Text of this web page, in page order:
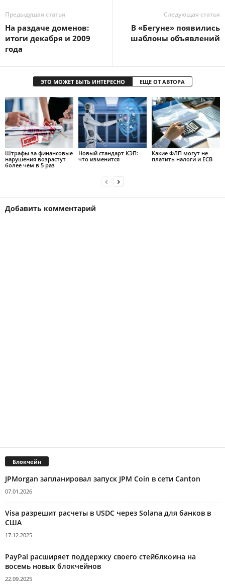
Предыдущая статья
На раздаче доменов:
итоги декабря и 2009
года
Следующая статья
В «Бегуне» появились
шаблоны объявлений
ЭТО МОЖЕТ БЫТЬ ИНТЕРЕСНО ЕЩЕ ОТ АВТОРА
Штрафы за финансовые
нарушения возрастут
более чем в 5 раз
Новый стандарт КЭП:
что изменится
Какие ФЛП могут не
платить налоги и ЕСВ
Добавить комментарий
Блокчейн
JPMorgan запланировал запуск JPM Coin в сети Canton
07.01.2026
Visa разрешит расчеты в USDC через Solana для банков в
США
17.12.2025
PayPal расширяет поддержку своего стейблкоина на
восемь новых блокчейнов
22.09.2025